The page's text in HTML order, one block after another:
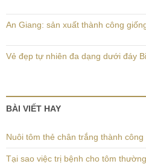
An Giang: sản xuất thành công
Vẻ đẹp tự nhiên đa dạng dưới đáy
BÀI VIẾT HAY
Nuôi tôm thẻ chân trắng thành
Tại sao việc trị bệnh cho tôm